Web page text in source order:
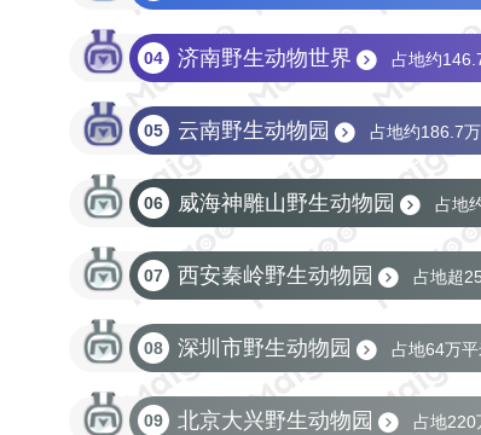
华东最大非洲象和亚洲象种群 国内唯
可自驾车入园游览 近40堂免费动物研
04 济南野生动物世界 占地约
鸟鸣花谷/吉象领地/虎啸山谷等12个区
05 云南野生动物园 占地约186.7
喂食体验/合影留念等互动项目 4A景
06 威海神雕山野生动物园 占地
一园饱览陆海空动物 几十个动物栖息
07 西安秦岭野生动物园 占地超
秦岭四宝大熊猫/羚牛/金丝猴/朱鹮 4A
08 深圳市野生动物园 占地64万平
曾被有关部门评为“中华之最” 4A景区
09 北京大兴野生动物园 占地220